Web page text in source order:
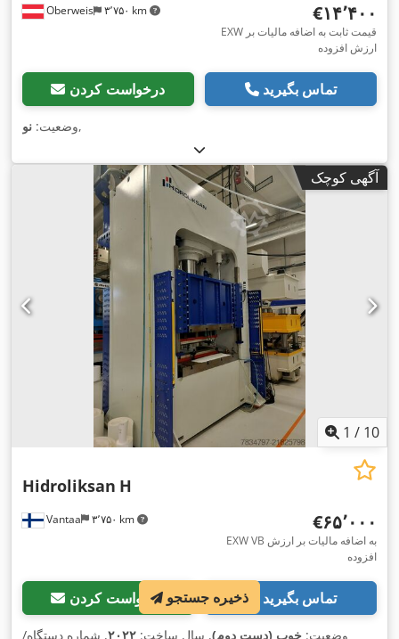
Oberweis ۳٬۷۵۰ km ‎€۱۴٬۴۰۰
EXW قیمت ثابت به اضافه مالیات بر
ارزش افزوده
درخواست کردن تماس بگیرید
وضعیت: نو ,
آگهی کوچک
1 / 10
Vantaa ۳٬۷۵۰ km
Hidroliksan H
‎€۶۵٬۰۰۰
EXW VB به اضافه مالیات بر ارزش
افزوده
درخواست کردن تماس بگیرید
وضعیت: خوب (دست دوم), سال ساخت: ۲۰۲۲, شماره دستگاه/
ذخیره جستجو